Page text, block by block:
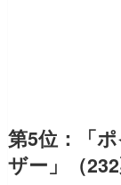
第5位：「
ザー」（232